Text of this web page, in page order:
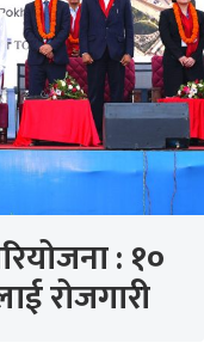
: १०
रोजगारी